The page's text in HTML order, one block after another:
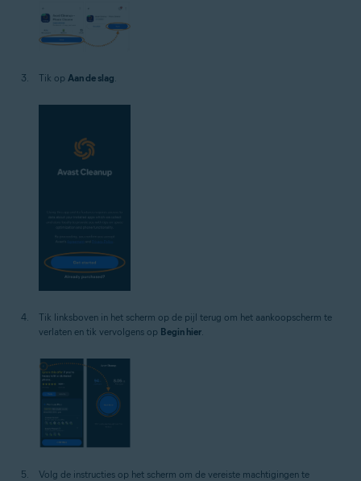
Tik op Aan de slag
Tik linksboven in het scherm op de pijl terug om het aankoopscherm te
verlaten en tik vervolgens op Begin hier.
Volg de instructies op het scherm om de vereiste machtigingen te